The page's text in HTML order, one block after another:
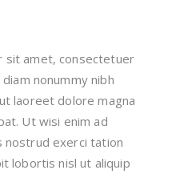
sit amet, consectetuer
nonummy nibh
laoreet dolore magna
Ut wisi enim ad
nostrud exerci tation
lobortis nisl ut aliquip